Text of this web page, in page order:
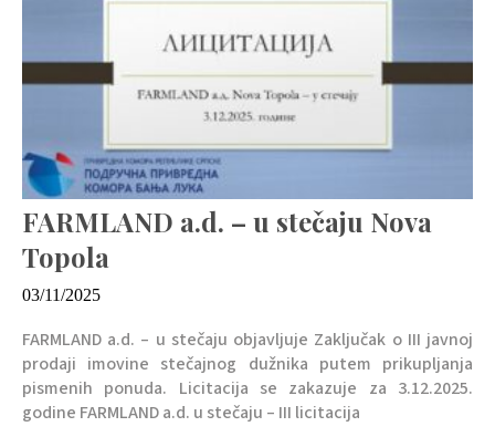
FARMLAND a.d. – u stečaju Nova
Topola
03/11/2025
FARMLAND a.d. – u stečaju objavljuje Zaključak o III javnoj
prodaji imovine stečajnog dužnika putem prikupljanja
pismenih ponuda. Licitacija se zakazuje za 3.12.2025.
godine FARMLAND a.d. u stečaju – III licitacija